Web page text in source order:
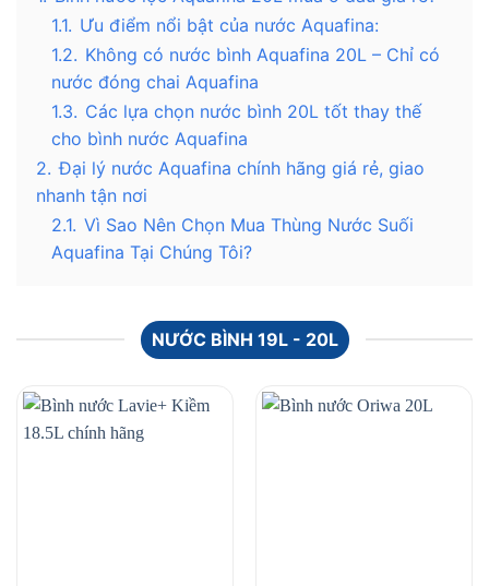
1.1. Ưu điểm nổi bật của nước Aquafina:
1.2. Không có nước bình Aquafina 20L – Chỉ có
nước đóng chai Aquafina
1.3. Các lựa chọn nước bình 20L tốt thay thế
cho bình nước Aquafina
2. Đại lý nước Aquafina chính hãng giá rẻ, giao
nhanh tận nơi
2.1. Vì Sao Nên Chọn Mua Thùng Nước Suối
Aquafina Tại Chúng Tôi?
NƯỚC BÌNH 19L - 20L